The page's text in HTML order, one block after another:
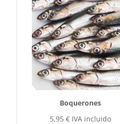
Boquerones
5,95 € IVA incluido